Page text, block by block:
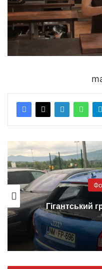
Подивіться
портрет